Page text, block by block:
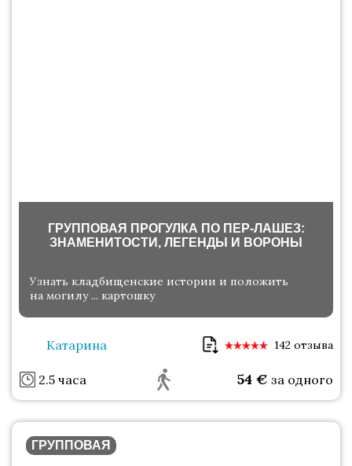
ГРУППОВАЯ ПРОГУЛКА ПО ПЕР-ЛАШЕЗ:
ЗНАМЕНИТОСТИ, ЛЕГЕНДЫ И ВОРОНЫ
Узнать кладбищенские истории и положить
на могилу ... картошку
Катарина 142 отзыва
2.5 часа 54 € за одного
ГРУППОВАЯ